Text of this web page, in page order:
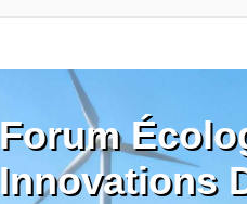
Forum
Innovations